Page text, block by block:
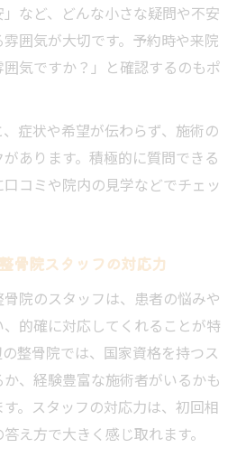
」など、どんな小さな疑問や不安
囲気が大切です。予約時や来院
気ですか？」と確認するのもポ
症状や希望が伝わらず、施術の
あります。積極的に質問できる
コミや院内の見学などでチェッ
骨院スタッフの対応力
院のスタッフは、患者の悩みや
的確に対応してくれることが特
整骨院では、国家資格を持つス
、経験豊富な施術者がいるかも
。スタッフの対応力は、初回相
え方で大きく感じ取れます。